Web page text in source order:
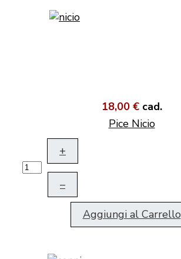
18,00 € cad.
Pice Nicio
+
–
Aggiungi al Carrello